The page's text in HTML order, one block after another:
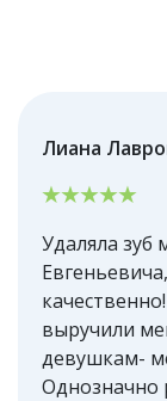
Лиана
Удаляла зуб
выручили
девушкам-
Однозначно